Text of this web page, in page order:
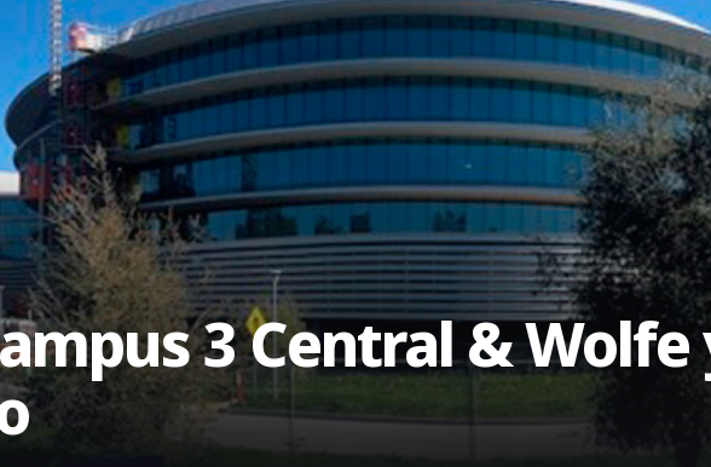
3 Central & Wolfe